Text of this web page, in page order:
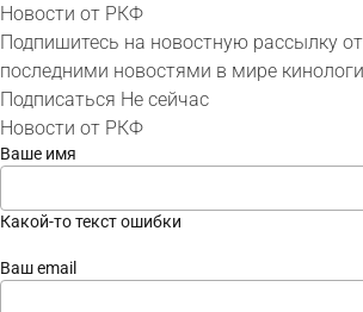
Новости от РКФ
Подпишитесь на новостную рассылку
последними новостями в мире
Подписаться Не сейчас
Новости от РКФ
Ваше имя
Какой-то текст ошибки
Ваш email